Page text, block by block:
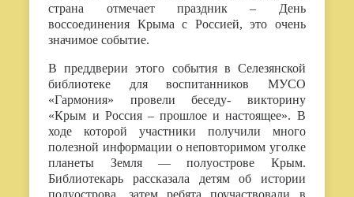
страна отмечает праздник – День
воссоединения Крыма с Россией, это очень
значимое событие.
В преддверии этого события в Селезянской
библиотеке для воспитанников МУСО
«Гармония» провели беседу- викторину
«Крым и Россия – прошлое и настоящее». В
ходе которой участники получили много
полезной информации о неповторимом уголке
планеты Земля — полуострове Крым.
Библиотекарь рассказала детям об истории
полуострова, затем ребята поучаствовали в